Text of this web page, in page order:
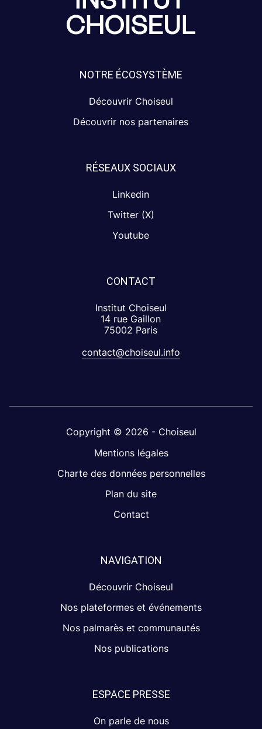
NOTRE ÉCOSYSTÈME
Découvrir Choiseul
Découvrir nos partenaires
RÉSEAUX SOCIAUX
Linkedin
Twitter (X)
Youtube
CONTACT
Institut Choiseul
14 rue Gaillon
75002 Paris
contact@choiseul.info
Copyright © 2026 - Choiseul
Mentions légales
Charte des données personnelles
Plan du site
Contact
NAVIGATION
Découvrir Choiseul
Nos plateformes et événements
Nos palmarès et communautés
Nos publications
ESPACE PRESSE
On parle de nous